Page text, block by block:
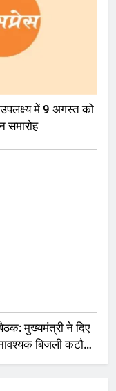
में 9 अगस्त को
समारोह
मुख्यमंत्री ने दिए
बिजली कटौती